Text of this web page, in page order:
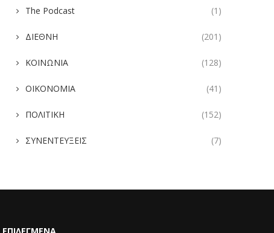
The Podcast (1)
ΔΙΕΘΝΗ (201)
ΚΟΙΝΩΝΙΑ (128)
ΟΙΚΟΝΟΜΙΑ (41)
ΠΟΛΙΤΙΚΗ (152)
ΣΥΝΕΝΤΕΥΞΕΙΣ (7)